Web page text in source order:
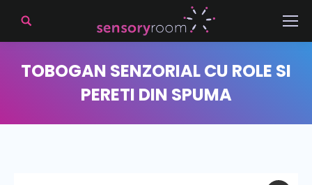
TOBOGAN SENZORIAL CU ROLE SI
PERETI DIN SPUMA